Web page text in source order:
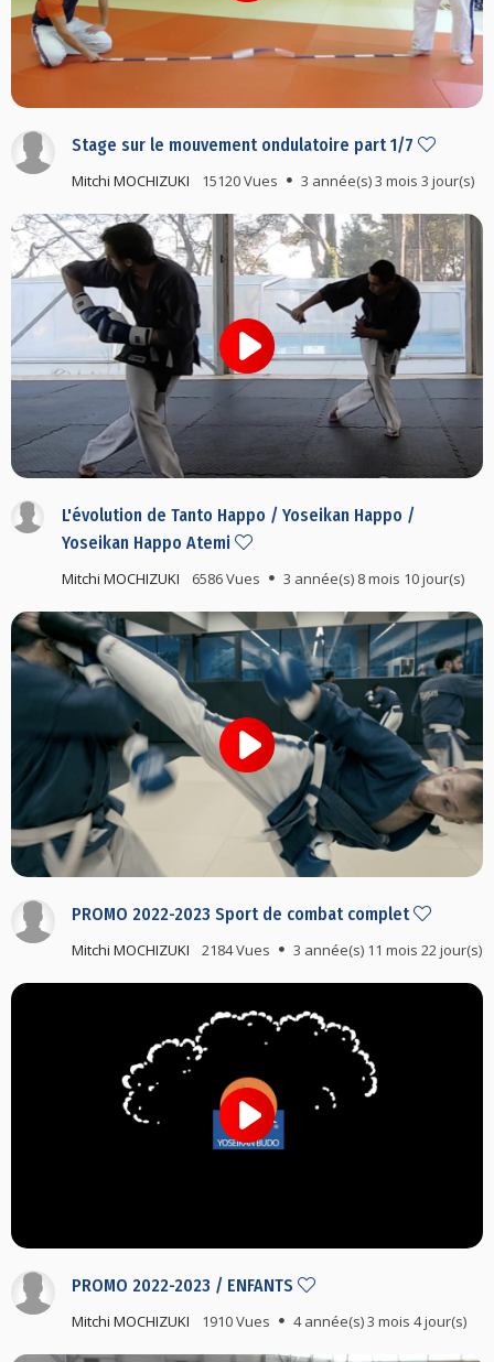
Stage sur le mouvement ondulatoire part 1/7
Mitchi MOCHIZUKI 15120 Vues 3 année(s) 3 mois 3 jour(s)
L'évolution de Tanto Happo / Yoseikan Happo /
Yoseikan Happo Atemi
Mitchi MOCHIZUKI 6586 Vues 3 année(s) 8 mois 10 jour(s)
PROMO 2022-2023 Sport de combat complet
Mitchi MOCHIZUKI 2184 Vues 3 année(s) 11 mois 22 jour(s)
PROMO 2022-2023 / ENFANTS
Mitchi MOCHIZUKI 1910 Vues 4 année(s) 3 mois 4 jour(s)